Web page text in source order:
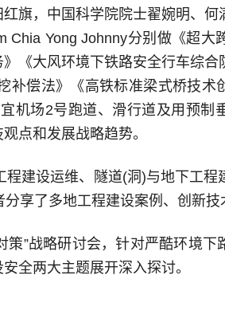
旗，中国科学院院士翟婉明、何
Yong Johnny分别做《超大
《大风环境下铁路安全行车综合
补偿法》《高铁标准梁式桥技术
场2号跑道、滑行道及用预制
点和发展战略趋势。
建设运维、隧道(洞)与地下工程
享了多地工程建设案例、创新技
”战略研讨会，针对严酷环境下
全两大主题展开深入探讨。